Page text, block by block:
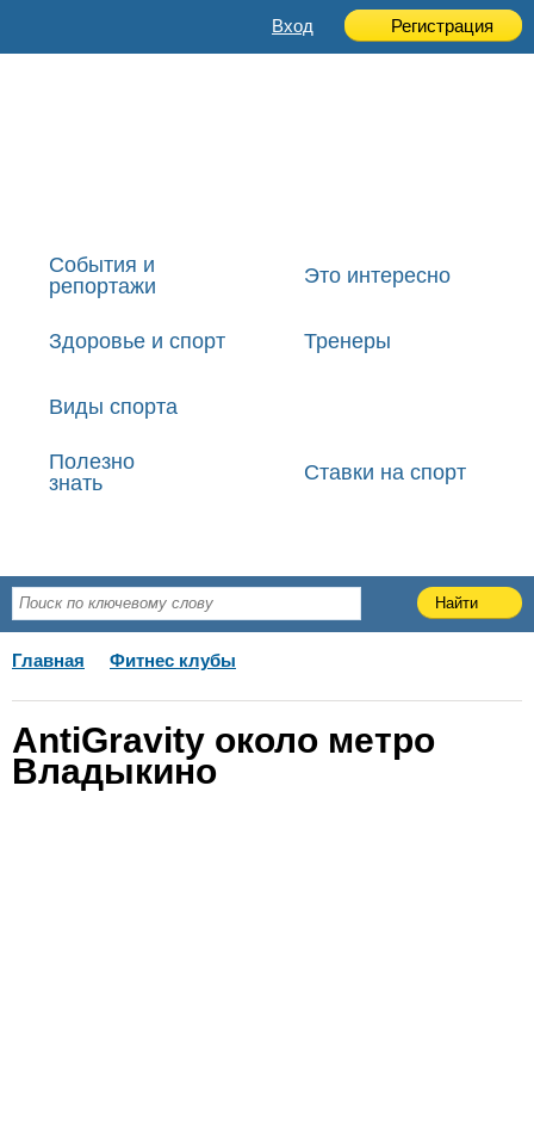
Вход Регистрация
События и
репортажи
Это интересно
Здоровье и спорт Тренеры
Виды спорта
Полезно
знать
Ставки на спорт
Главная Фитнес клубы
AntiGravity около метро
Владыкино